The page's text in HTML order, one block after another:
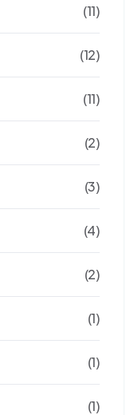
(11)
(12)
(11)
(2)
(3)
(4)
(2)
(1)
(1)
(1)